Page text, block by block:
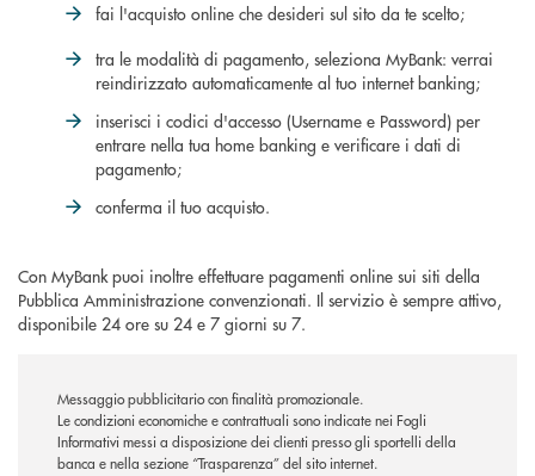
fai l'acquisto online che desideri sul sito da te scelto;
tra le modalità di pagamento, seleziona MyBank: verrai
reindirizzato automaticamente al tuo internet banking;
inserisci i codici d'accesso (Username e Password) per
entrare nella tua home banking e verificare i dati di
pagamento;
conferma il tuo acquisto.
Con MyBank puoi inoltre effettuare pagamenti online sui siti della
Pubblica Amministrazione convenzionati. Il servizio è sempre attivo,
disponibile 24 ore su 24 e 7 giorni su 7.
Messaggio pubblicitario con finalità promozionale.
Le condizioni economiche e contrattuali sono indicate nei Fogli
Informativi messi a disposizione dei clienti presso gli sportelli della
banca e nella sezione “Trasparenza” del sito internet.